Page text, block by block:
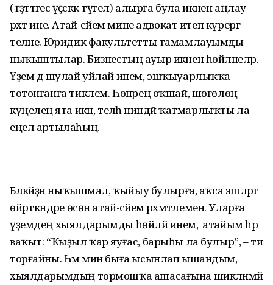
(ә ғәҙәттәгесә үҫәсәккә түгел) алырға була икәнен аңлау
рәхәт ине. Атай-әсәйем мине адвокат итеп күрергә
теләне. Юридик факультетты тамамлауымды
ныҡыштылар. Бизнестың ауыр икәнен һөйләнеләр.
Үҙем дә шулай уйлай инем, эшҡыуарлыҡҡа
тотонғанға тиклем. Һөнәрең оҡшай, шөғөлөң
күңелеңә ята икән, теләһә ниндәй ҡатмарлыҡты ла
еңел артылаһың.
Бәләкәйҙән ныҡышмал, ҡыйыу булырға, аҡса эшләргә
өйрәткәндәре өсөн атай-әсәйемә рәхмәтлемен. Уларға
үҙемдең хыялдарымды һөйләй инем, ә атайым һәр
ваҡыт: “Ҡыҙыл ҡар яуғас, барыһы ла булыр”, – ти
торғайны. Һәм мин быға ысынлап ышандым,
хыялдарымдың тормошҡа ашасағына шикләнмәй